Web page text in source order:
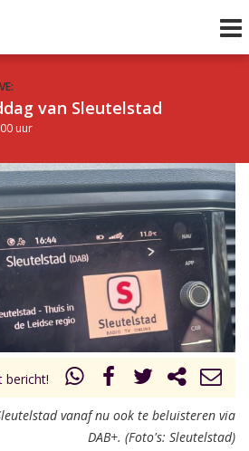
van Sleutelstad
uur
uur 1 van 0 Volgend uur
bericht!
vanaf nu ook te beluisteren via
DAB+. (Foto's: Sleutelstad)